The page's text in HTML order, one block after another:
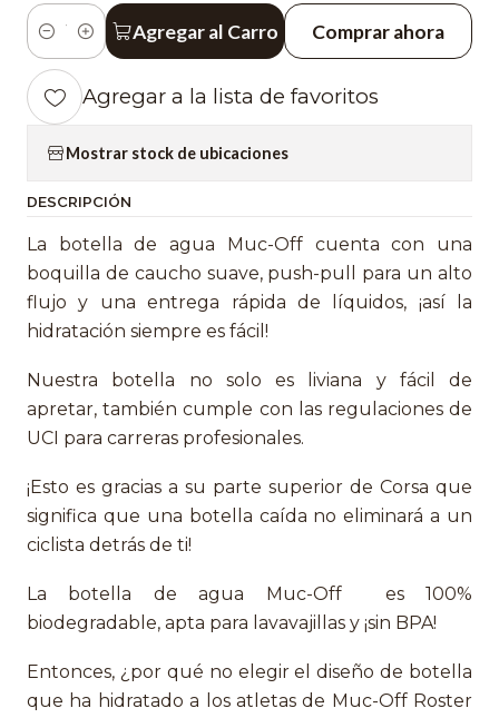
Cantidad
Agregar al Carro Comprar ahora
Agregar a la lista de favoritos
Mostrar stock de ubicaciones
DESCRIPCIÓN
La botella de agua Muc-Off cuenta con una
boquilla de caucho suave, push-pull para un alto
flujo y una entrega rápida de líquidos, ¡así la
hidratación siempre es fácil!
Nuestra botella no solo es liviana y fácil de
apretar, también cumple con las regulaciones de
UCI para carreras profesionales.
¡Esto es gracias a su parte superior de Corsa que
significa que una botella caída no eliminará a un
ciclista detrás de ti!
La botella de agua Muc-Off es 100%
biodegradable, apta para lavavajillas y ¡sin BPA!
Entonces, ¿por qué no elegir el diseño de botella
que ha hidratado a los atletas de Muc-Off Roster